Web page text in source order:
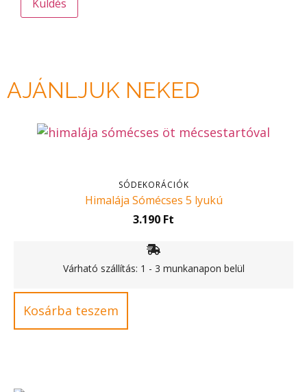
AJÁNLJUK NEKED
SÓDEKORÁCIÓK
Himalája Sómécses 5 lyukú
3.190 Ft
Várható szállítás: 1 - 3 munkanapon belül
Kosárba teszem